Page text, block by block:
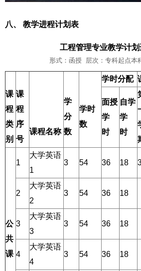
八、 教学进程计划表
工程管理专业教学计
形式：函授 层次：专科起点本
课
程
类
别
课
程
序
号
课程名称
学
分
数
学时
数
学时分配
面授
学
时
自学
学
时
公
共
课
1
大学英语
1
3 54 36 18
2
大学英语
2
3 54 36 18
3
大学英语
3
3 54 36 18
4
大学英语
4
3 54 36 18